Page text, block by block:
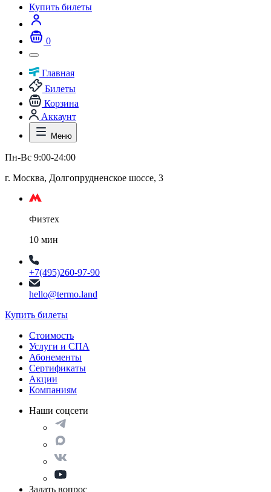
Купить билеты
0
Главная
Билеты
Корзина
Аккаунт
Меню
Пн-Вс 9:00-24:00
г. Москва, Долгопрудненское шоссе, 3
Физтех
10 мин
+7(495)260-97-90
hello@termo.land
Купить билеты
Стоимость
Услуги и СПА
Абонементы
Сертификаты
Акции
Компаниям
Наши соцсети
Задать вопрос